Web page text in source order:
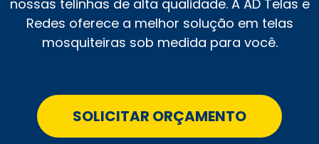
nossas telinhas de alta qualidade. A AD Telas e
Redes oferece a melhor solução em telas
mosquiteiras sob medida para você.
SOLICITAR ORÇAMENTO